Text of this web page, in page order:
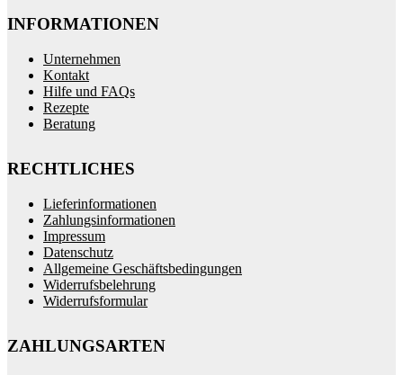
INFORMATIONEN
Unternehmen
Kontakt
Hilfe und FAQs
Rezepte
Beratung
RECHTLICHES
Lieferinformationen
Zahlungsinformationen
Impressum
Datenschutz
Allgemeine Geschäftsbedingungen
Widerrufsbelehrung
Widerrufsformular
ZAHLUNGSARTEN